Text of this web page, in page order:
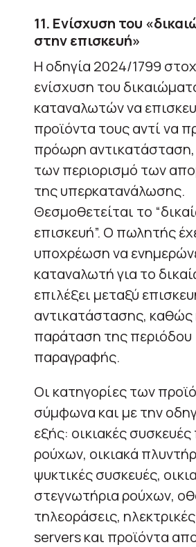
11. Ενίσχυση του
στην επισκευή»
Η οδηγία 2024/1799
ενίσχυση του
καταναλωτών να
προϊόντα τους αντί να
πρόωρη
των περιορισμό των
της υπερκατανάλωσης.
Θεσμοθετείται το
επισκευή”. Ο πωλητής
υποχρέωση να
καταναλωτή για το
επιλέξει μεταξύ
αντικατάστασης, καθώς
παράταση της περιόδου
παραγραφής.
Οι κατηγορίες των
σύμφωνα και με την
εξής: οικιακές
ρούχων, οικιακά
ψυκτικές συσκευές,
στεγνωτήρια ρούχων,
τηλεοράσεις,
servers και προϊόντα